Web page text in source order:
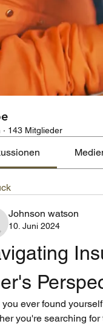
· 143 Mitglieder
Johnson watson
10. Juni 2024
you ever found
you're searching